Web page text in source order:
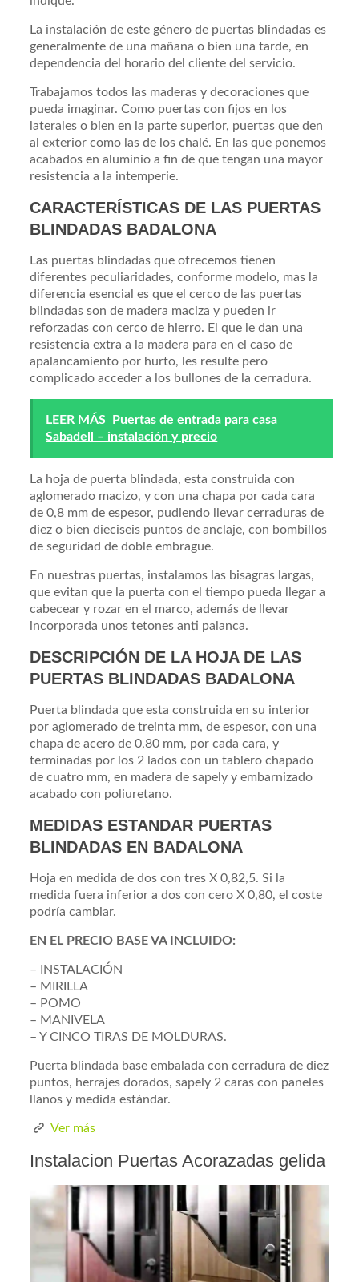
La instalación de este género de puertas blindadas es
generalmente de una mañana o bien una tarde, en
dependencia del horario del cliente del servicio.
Trabajamos todos las maderas y decoraciones que
pueda imaginar. Como puertas con fijos en los
laterales o bien en la parte superior, puertas que den
al exterior como las de los chalé. En las que ponemos
acabados en aluminio a fin de que tengan una mayor
resistencia a la intemperie.
CARACTERÍSTICAS DE LAS PUERTAS
BLINDADAS BADALONA
Las puertas blindadas que ofrecemos tienen
diferentes peculiaridades, conforme modelo, mas la
diferencia esencial es que el cerco de las puertas
blindadas son de madera maciza y pueden ir
reforzadas con cerco de hierro. El que le dan una
resistencia extra a la madera para en el caso de
apalancamiento por hurto, les resulte pero
complicado acceder a los bullones de la cerradura.
LEER MÁS
Puertas de entrada para casa
Sabadell – instalación y precio
La hoja de puerta blindada, esta construida con
aglomerado macizo, y con una chapa por cada cara
de 0,8 mm de espesor, pudiendo llevar cerraduras de
diez o bien dieciseis puntos de anclaje, con bombillos
de seguridad de doble embrague.
En nuestras puertas, instalamos las bisagras largas,
que evitan que la puerta con el tiempo pueda llegar a
cabecear y rozar en el marco, además de llevar
incorporada unos tetones anti palanca.
DESCRIPCIÓN DE LA HOJA DE LAS
PUERTAS BLINDADAS BADALONA
Puerta blindada que esta construida en su interior
por aglomerado de treinta mm, de espesor, con una
chapa de acero de 0,80 mm, por cada cara, y
terminadas por los 2 lados con un tablero chapado
de cuatro mm, en madera de sapely y embarnizado
acabado con poliuretano.
MEDIDAS ESTANDAR PUERTAS
BLINDADAS EN BADALONA
Hoja en medida de dos con tres X 0,82,5. Si la
medida fuera inferior a dos con cero X 0,80, el coste
podría cambiar.
EN EL PRECIO BASE VA INCLUIDO:
– INSTALACIÓN
– MIRILLA
– POMO
– MANIVELA
– Y CINCO TIRAS DE MOLDURAS.
Puerta blindada base embalada con cerradura de diez
puntos, herrajes dorados, sapely 2 caras con paneles
llanos y medida estándar.
Ver más
Instalacion Puertas Acorazadas gelida